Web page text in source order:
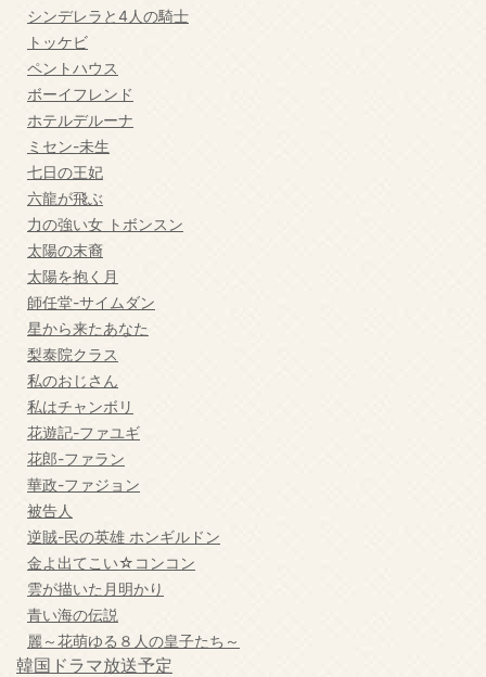
シンデレラと4人の騎士
トッケビ
ペントハウス
ボーイフレンド
ホテルデルーナ
ミセン-未生
七日の王妃
六龍が飛ぶ
力の強い女 トボンスン
太陽の末裔
太陽を抱く月
師任堂-サイムダン
星から来たあなた
梨泰院クラス
私のおじさん
私はチャンボリ
花遊記-ファユギ
花郎-ファラン
華政-ファジョン
被告人
逆賊-民の英雄 ホンギルドン
金よ出てこい☆コンコン
雲が描いた月明かり
青い海の伝説
麗～花萌ゆる８人の皇子たち～
韓国ドラマ放送予定